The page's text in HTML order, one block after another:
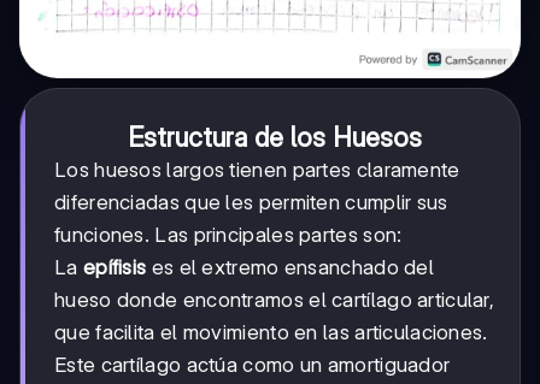
Estructura de los Huesos
Los huesos largos tienen partes claramente
diferenciadas que les permiten cumplir sus
funciones. Las principales partes son:
La epífisis es el extremo ensanchado del
hueso donde encontramos el cartílago articular,
que facilita el movimiento en las articulaciones.
Este cartílago actúa como un amortiguador